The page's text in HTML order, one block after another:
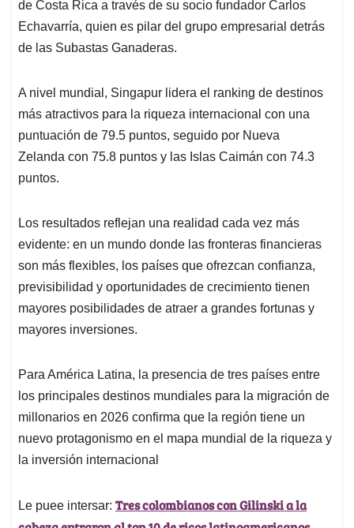
de Costa Rica a través de su socio fundador Carlos
Echavarría, quien es pilar del grupo empresarial detrás
de las Subastas Ganaderas.
A nivel mundial, Singapur lidera el ranking de destinos
más atractivos para la riqueza internacional con una
puntuación de 79.5 puntos, seguido por Nueva
Zelanda con 75.8 puntos y las Islas Caimán con 74.3
puntos.
Los resultados reflejan una realidad cada vez más
evidente: en un mundo donde las fronteras financieras
son más flexibles, los países que ofrezcan confianza,
previsibilidad y oportunidades de crecimiento tienen
mayores posibilidades de atraer a grandes fortunas y
mayores inversiones.
Para América Latina, la presencia de tres países entre
los principales destinos mundiales para la migración de
millonarios en 2026 confirma que la región tiene un
nuevo protagonismo en el mapa mundial de la riqueza y
la inversión internacional
Le puee intersar: Tres colombianos con Gilinski a la